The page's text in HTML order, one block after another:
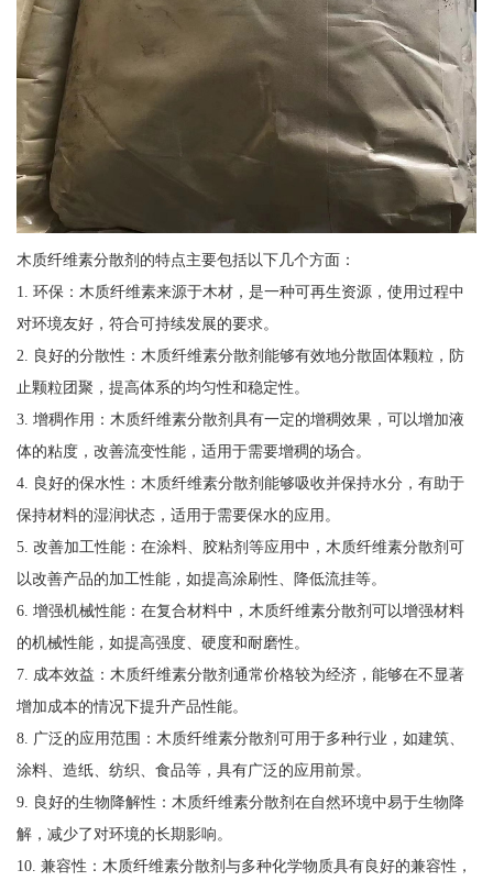
木质纤维素分散剂的特点主要包括以下几个方面：
1. 环保：木质纤维素来源于木材，是一种可再生资源，使用过程中
对环境友好，符合可持续发展的要求。
2. 良好的分散性：木质纤维素分散剂能够有效地分散固体颗粒，防
止颗粒团聚，提高体系的均匀性和稳定性。
3. 增稠作用：木质纤维素分散剂具有一定的增稠效果，可以增加液
体的粘度，改善流变性能，适用于需要增稠的场合。
4. 良好的保水性：木质纤维素分散剂能够吸收并保持水分，有助于
保持材料的湿润状态，适用于需要保水的应用。
5. 改善加工性能：在涂料、胶粘剂等应用中，木质纤维素分散剂可
以改善产品的加工性能，如提高涂刷性、降低流挂等。
6. 增强机械性能：在复合材料中，木质纤维素分散剂可以增强材料
的机械性能，如提高强度、硬度和耐磨性。
7. 成本效益：木质纤维素分散剂通常价格较为经济，能够在不显著
增加成本的情况下提升产品性能。
8. 广泛的应用范围：木质纤维素分散剂可用于多种行业，如建筑、
涂料、造纸、纺织、食品等，具有广泛的应用前景。
9. 良好的生物降解性：木质纤维素分散剂在自然环境中易于生物降
解，减少了对环境的长期影响。
10. 兼容性：木质纤维素分散剂与多种化学物质具有良好的兼容性，